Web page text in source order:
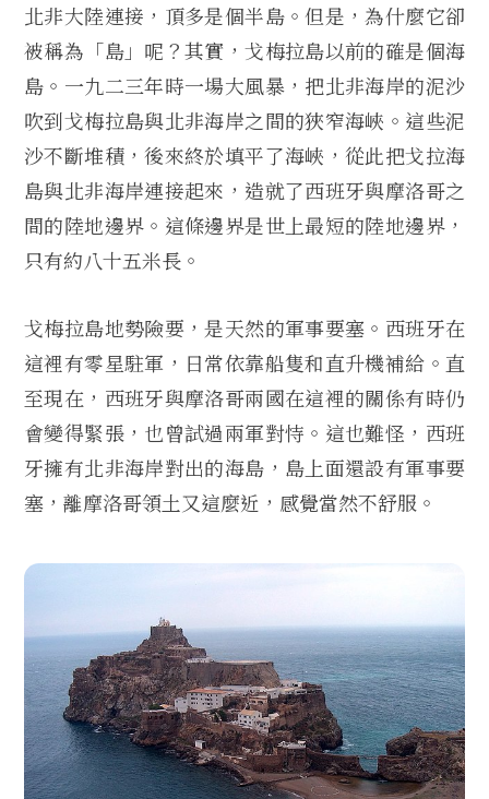
北非大陸連接，頂多是個半島。但是，為什麼它卻
被稱為「島」呢？其實，戈梅拉島以前的確是個海
島。一九二三年時一場大風暴，把北非海岸的泥沙
吹到戈梅拉島與北非海岸之間的狹窄海峽。這些泥
沙不斷堆積，後來終於填平了海峽，從此把戈拉海
島與北非海岸連接起來，造就了西班牙與摩洛哥之
間的陸地邊界。這條邊界是世上最短的陸地邊界，
只有約八十五米長。
戈梅拉島地勢險要，是天然的軍事要塞。西班牙在
這裡有零星駐軍，日常依靠船隻和直升機補給。直
至現在，西班牙與摩洛哥兩國在這裡的關係有時仍
會變得緊張，也曾試過兩軍對恃。這也難怪，西班
牙擁有北非海岸對出的海島，島上面還設有軍事要
塞，離摩洛哥領土又這麼近，感覺當然不舒服。